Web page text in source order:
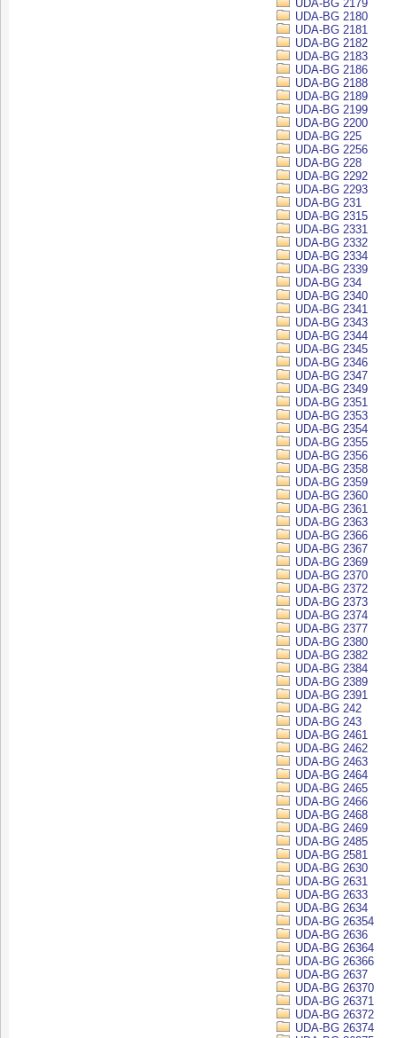
UDA-BG 2179
UDA-BG 2180
UDA-BG 2181
UDA-BG 2182
UDA-BG 2183
UDA-BG 2186
UDA-BG 2188
UDA-BG 2189
UDA-BG 2199
UDA-BG 2200
UDA-BG 225
UDA-BG 2256
UDA-BG 228
UDA-BG 2292
UDA-BG 2293
UDA-BG 231
UDA-BG 2315
UDA-BG 2331
UDA-BG 2332
UDA-BG 2334
UDA-BG 2339
UDA-BG 234
UDA-BG 2340
UDA-BG 2341
UDA-BG 2343
UDA-BG 2344
UDA-BG 2345
UDA-BG 2346
UDA-BG 2347
UDA-BG 2349
UDA-BG 2351
UDA-BG 2353
UDA-BG 2354
UDA-BG 2355
UDA-BG 2356
UDA-BG 2358
UDA-BG 2359
UDA-BG 2360
UDA-BG 2361
UDA-BG 2363
UDA-BG 2366
UDA-BG 2367
UDA-BG 2369
UDA-BG 2370
UDA-BG 2372
UDA-BG 2373
UDA-BG 2374
UDA-BG 2377
UDA-BG 2380
UDA-BG 2382
UDA-BG 2384
UDA-BG 2389
UDA-BG 2391
UDA-BG 242
UDA-BG 243
UDA-BG 2461
UDA-BG 2462
UDA-BG 2463
UDA-BG 2464
UDA-BG 2465
UDA-BG 2466
UDA-BG 2468
UDA-BG 2469
UDA-BG 2485
UDA-BG 2581
UDA-BG 2630
UDA-BG 2631
UDA-BG 2633
UDA-BG 2634
UDA-BG 26354
UDA-BG 2636
UDA-BG 26364
UDA-BG 26366
UDA-BG 2637
UDA-BG 26370
UDA-BG 26371
UDA-BG 26372
UDA-BG 26374